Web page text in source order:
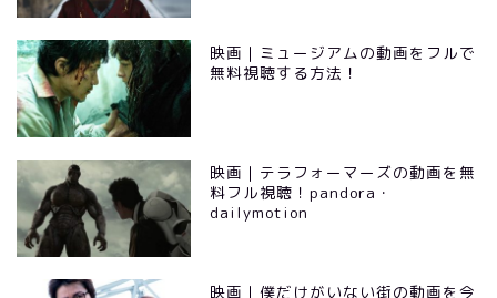
映画｜ミュージアムの動画をフルで
無料視聴する方法！
映画｜テラフォーマーズの動画を無
料フル視聴！pandora・
dailymotion
映画｜僕だけがいない街の動画を今